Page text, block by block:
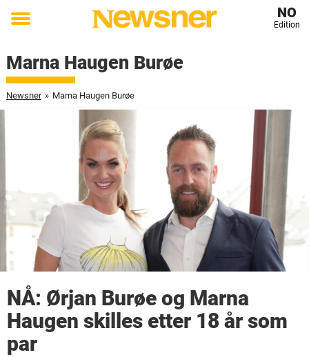
Toggle
NO
Edition
Marna Haugen Burøe
Newsner » Marna Haugen Burøe
NÅ: Ørjan Burøe og Marna
Haugen skilles etter 18 år som
par